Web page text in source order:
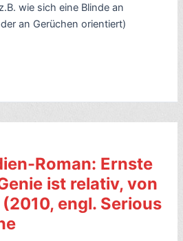
wie sich eine Blinde an
an Gerüchen orientiert)
Roman: Ernste
ist relativ, von
engl. Serious